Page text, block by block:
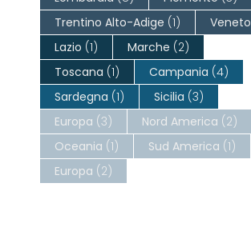
Trentino Alto-Adige (1) Veneto
Lazio (1) Marche (2)
Toscana (1) Campania (4)
Sardegna (1) Sicilia (3)
Europa (3) Nord America (2)
Oceania (1) Sud America (1)
Europa (2)